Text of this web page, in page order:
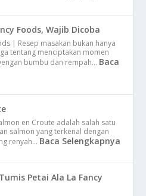
Foods, Wajib Dicoba
| Resep masakan bukan hanya
tentang menciptakan momen
bumbu dan rempah… Baca
en Croute adalah salah satu
salmon yang terkenal dengan
renyah… Baca Selengkapnya
Petai Ala La Fancy